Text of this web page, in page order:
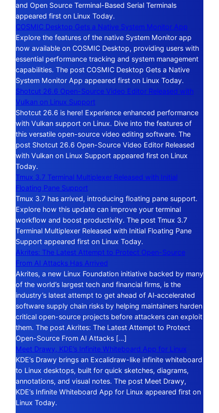
and Open Source Terminal-Based Serial Terminals
appeared first on Linux Today.
COSMIC Desktop Gets a Native System Monitor App
Explore the features of the native System Monitor app
now available on COSMIC Desktop, providing users with
essential performance tracking and system management
capabilities. The post COSMIC Desktop Gets a Native
System Monitor App appeared first on Linux Today.
Shotcut 26.6 Open-Source Video Editor Released with
Vulkan on Linux Support
Shotcut 26.6 is here! Experience enhanced performance
with Vulkan support on Linux. Dive into the features of
this versatile open-source video editing software. The
post Shotcut 26.6 Open-Source Video Editor Released
with Vulkan on Linux Support appeared first on Linux
Today.
Tmux 3.7 Terminal Multiplexer Released with Initial
Floating Pane Support
Tmux 3.7 has arrived, introducing floating pane support.
Explore how this update can improve your terminal
workflow and boost productivity. The post Tmux 3.7
Terminal Multiplexer Released with Initial Floating Pane
Support appeared first on Linux Today.
Akrites: The Latest Attempt to Protect Open-Source
From AI Attacks Has Arrived
Akrites, a new Linux Foundation initiative backed by many
of the world’s largest tech and financial firms, is the
industry’s latest attempt to get ahead of AI‑accelerated
software supply chain risks by helping maintainers harden
critical open-source projects before attackers can exploit
them. The post Akrites: The Latest Attempt to Protect
Open-Source From AI Attacks […]
Meet Drawy, KDE’s Infinite Whiteboard App for Linux
KDE’s Drawy brings an Excalidraw-like infinite whiteboard
to Linux desktops, built for quick sketches, diagrams,
annotations, and visual notes. The post Meet Drawy,
KDE’s Infinite Whiteboard App for Linux appeared first on
Linux Today.